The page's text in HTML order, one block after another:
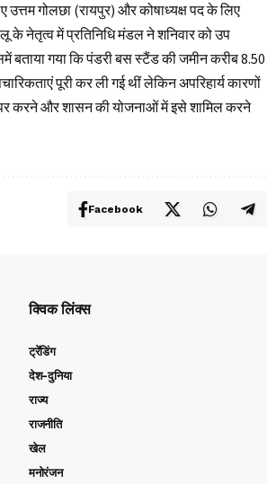
गोलछा (रायपुर) और कोषाध्यक्ष पद के लिए
के नेतृत्व में प्रतिनिधि मंडल ने शनिवार को उप
बताया गया कि पंडरी बस स्टैंड की जमीन करीब 8.50
पूरी कर ली गई थीं लेकिन अपरिहार्य कारणों
पर करने और शासन की योजनाओं में इसे शामिल करने
Facebook
क्विक लिंक्स
ट्रेंडिंग
देश-दुनिया
राज्य
राजनीति
खेल
मनोरंजन